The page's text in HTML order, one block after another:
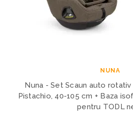
NUNA
Nuna - Set Scaun auto
Pistachio, 40-105 cm + Baza
pentru TODL